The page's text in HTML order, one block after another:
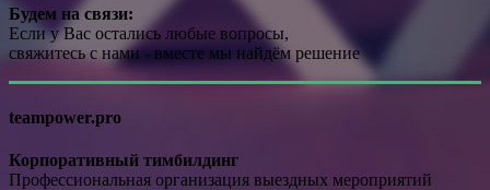
Будем на связи:
Если у Вас остались любые вопросы,
свяжитесь с нами - вместе мы найдём решение
teampower.pro
Корпоративный тимбилдинг
Профессиональная организация выездных мероприятий